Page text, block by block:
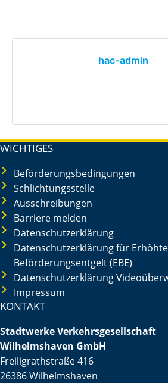
hac-admin
WICHTIGES
Beförderungsbedingungen
Schlichtungsstelle
Ausschreibungen
Barriere melden
Datenschutzerklärung
Datenschutzerklärung für
Beförderungsentgelt (EBE)
Datenschutzerklärung
Impressum
KONTAKT
Stadtwerke Verkehrsgesellschaft
Wilhelmshaven GmbH
Freiligrathstraße 416
26386 Wilhelmshaven